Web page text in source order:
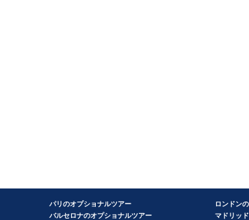
パリのオプショナルツアー
バルセロナのオプショナルツアー
ロンドン
マドリッ